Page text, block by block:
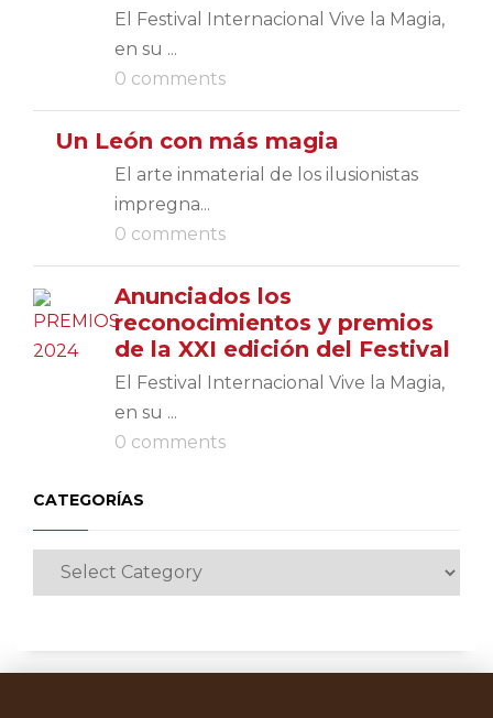
El Festival Internacional Vive la Magia,
en su ...
0 comments
Un León con más magia
El arte inmaterial de los ilusionistas
impregna...
0 comments
Anunciados los
reconocimientos y premios
de la XXI edición del Festival
El Festival Internacional Vive la Magia,
en su ...
0 comments
CATEGORÍAS